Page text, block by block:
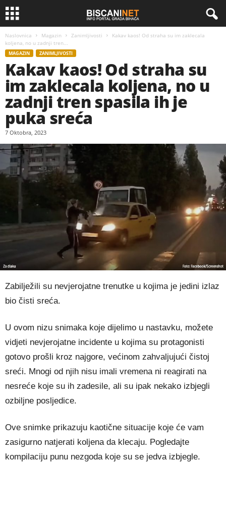
Naslovnica Magazin Zanimljivosti
Kakav kaos! Od straha su im zaklecala
koljena, no u zadnji tren...
MAGAZIN ZANIMLJIVOSTI
Kakav kaos! Od straha su
im zaklecala koljena, no u
zadnji tren spasila ih je
puka sreća
7 Oktobra, 2023
Zabilježili su nevjerojatne trenutke u kojima je jedini izlaz
bio čisti sreća.
U ovom nizu snimaka koje dijelimo u nastavku, možete
vidjeti nevjerojatne incidente u kojima su protagonisti
gotovo prošli kroz najgore, većinom zahvaljujući čistoj
sreći. Mnogi od njih nisu imali vremena ni reagirati na
nesreće koje su ih zadesile, ali su ipak nekako izbjegli
ozbiljne posljedice.
Ove snimke prikazuju kaotične situacije koje će vam
zasigurno natjerati koljena da klecaju. Pogledajte
kompilaciju punu nezgoda koje su se jedva izbjegle.